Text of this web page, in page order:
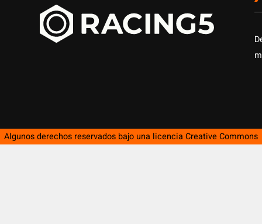
Algunos derechos reservados bajo una licencia Creative Commons